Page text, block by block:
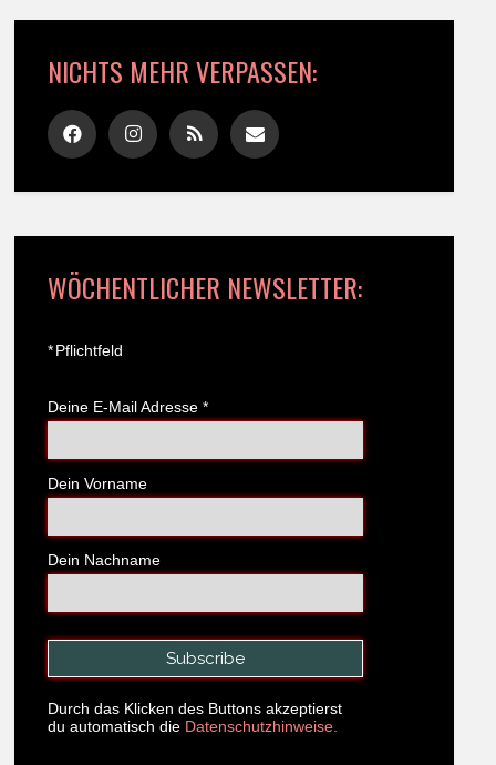
NICHTS MEHR VERPASSEN:
WÖCHENTLICHER NEWSLETTER:
*Pflichtfeld
Deine E-Mail Adresse *
Dein Vorname
Dein Nachname
Durch das Klicken des Buttons akzeptierst
du automatisch die Datenschutzhinweise.